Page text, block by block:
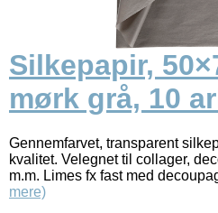
Silkepapir,
mørk grå, 10
Gennemfarvet, transparent
kvalitet. Velegnet til collager,
m.m. Limes fx fast med
mere)